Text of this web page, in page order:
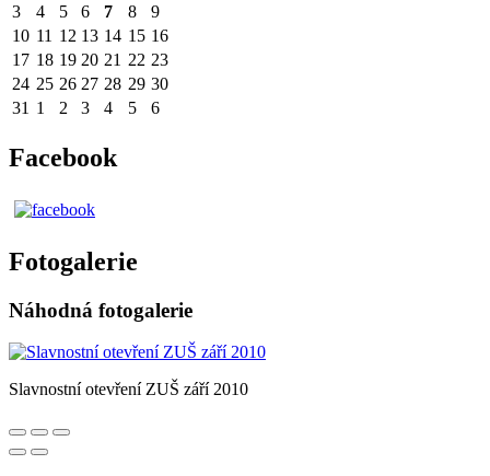
3
4 5 6 7 8
9
10 11 12 13 14 15 16
17 18 19 20 21 22 23
24 25 26 27 28 29 30
31 1 2 3 4 5 6
Facebook
Fotogalerie
Náhodná fotogalerie
Slavnostní otevření ZUŠ září 2010